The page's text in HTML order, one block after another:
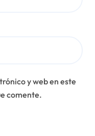
y web en este
comente.